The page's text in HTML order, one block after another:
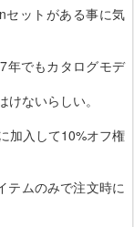
セットがある事に気
年でもカタログモデ
ないらしい。
加入して10%オフ権
テムのみで注文時に